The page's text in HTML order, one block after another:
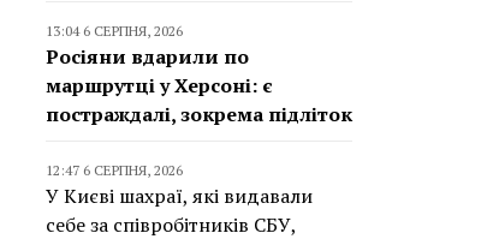
13:04 6 СЕРПНЯ, 2026
Росіяни вдарили по
маршрутці у Херсоні: є
постраждалі, зокрема підліток
12:47 6 СЕРПНЯ, 2026
У Києві шахраї, які видавали
себе за співробітників СБУ,